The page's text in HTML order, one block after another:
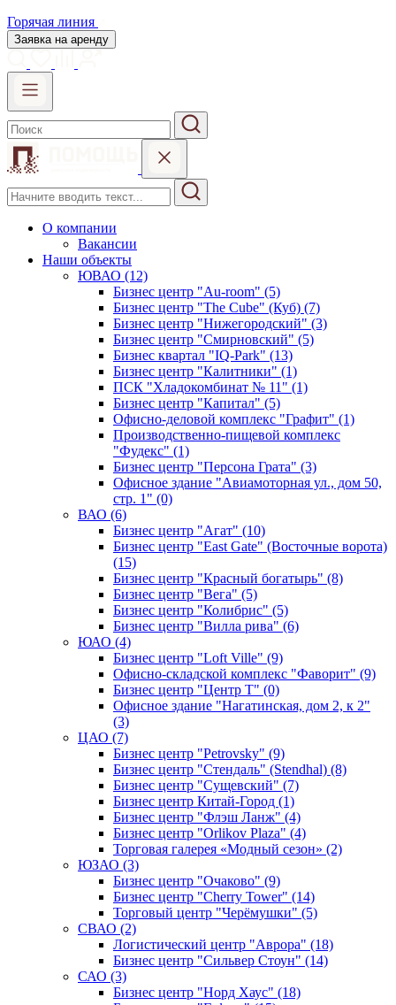
Горячая линия
Заявка на аренду
О компании
Вакансии
Наши объекты
ЮВАО (12)
Бизнес центр "Au-room" (5)
Бизнес центр "The Cube" (Куб) (7)
Бизнес центр "Нижегородский" (3)
Бизнес центр "Смирновский" (5)
Бизнес квартал "IQ-Park" (13)
Бизнес центр "Калитники" (1)
ПСК "Хладокомбинат № 11" (1)
Бизнес центр "Капитал" (5)
Офисно-деловой комплекс "Графит" (1)
Производственно-пищевой комплекс
"Фудекс" (1)
Бизнес центр "Персона Грата" (3)
Офисное здание "Авиамоторная ул., дом 50,
стр. 1" (0)
ВАО (6)
Бизнес центр "Агат" (10)
Бизнес центр "East Gate" (Восточные ворота)
(15)
Бизнес центр "Красный богатырь" (8)
Бизнес центр "Вега" (5)
Бизнес центр "Колибрис" (5)
Бизнес центр "Вилла рива" (6)
ЮАО (4)
Бизнес центр "Loft Ville" (9)
Офисно-складской комплекс "Фаворит" (9)
Бизнес центр "Центр Т" (0)
Офисное здание "Нагатинская, дом 2, к 2"
(3)
ЦАО (7)
Бизнес центр "Petrovsky" (9)
Бизнес центр "Стендаль" (Stendhal) (8)
Бизнес центр "Сущевский" (7)
Бизнес центр Китай-Город (1)
Бизнес центр "Флэш Ланж" (4)
Бизнес центр "Orlikov Plaza" (4)
Торговая галерея «Модный сезон» (2)
ЮЗАО (3)
Бизнес центр "Очаково" (9)
Бизнес центр "Cherry Tower" (14)
Торговый центр "Черёмушки" (5)
СВАО (2)
Логистический центр "Аврора" (18)
Бизнес центр "Сильвер Стоун" (14)
САО (3)
Бизнес центр "Норд Хаус" (18)